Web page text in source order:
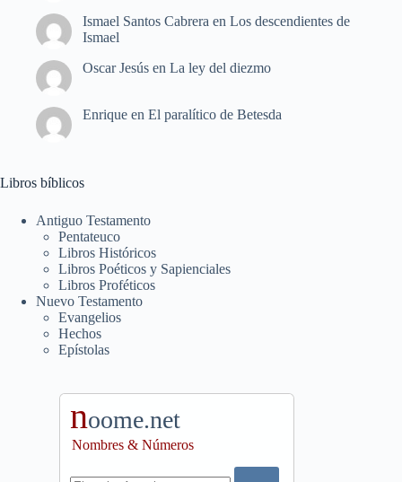
Ismael Santos Cabrera en Los descendientes de
Ismael
Oscar Jesús en La ley del diezmo
Enrique en El paralítico de Betesda
Libros bíblicos
Antiguo Testamento
Pentateuco
Libros Históricos
Libros Poéticos y Sapienciales
Libros Proféticos
Nuevo Testamento
Evangelios
Hechos
Epístolas
noome.net
Nombres & Números